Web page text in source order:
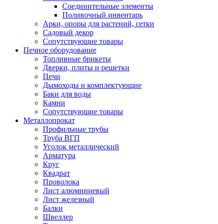
Соединительные элементы
Поливочный инвентарь
Арки, опоры для растений, сетки
Садовый декор
Сопутствующие товары
Печное оборудование
Топливные брикеты
Дверки, плиты и решетки
Печи
Дымоходы и комплектующие
Баки для воды
Камни
Сопутствующие товары
Металлопрокат
Профильные трубы
Труба ВГП
Уголок металлический
Арматура
Круг
Квадрат
Проволока
Лист алюминиевый
Лист железный
Балки
Швеллер